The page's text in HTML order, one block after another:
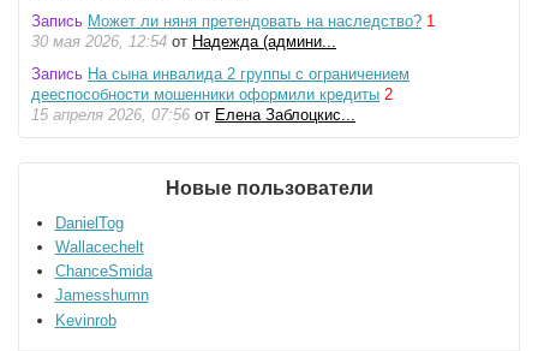
Запись Может ли няня претендовать на наследство? 1
30 мая 2026, 12:54 от Надежда (админи...
Запись На сына инвалида 2 группы с ограничением
дееспособности мошенники оформили кредиты 2
15 апреля 2026, 07:56 от Елена Заблоцкис...
Новые пользователи
DanielTog
Wallacechelt
ChanceSmida
Jamesshumn
Kevinrob